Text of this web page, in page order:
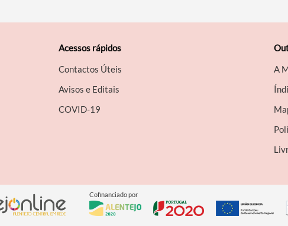
Acessos rápidos
Contactos Úteis
Avisos e Editais
COVID-19
A
Cofinanciado por